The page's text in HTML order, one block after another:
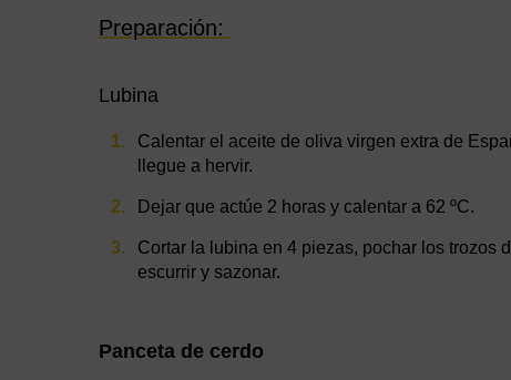
Preparación:
Lubina
Calentar el aceite de oliva virgen extra de
llegue a hervir.
Dejar que actúe 2 horas y calentar a 62 ºC.
Cortar la lubina en 4 piezas, pochar los trozos
escurrir y sazonar.
Panceta de cerdo